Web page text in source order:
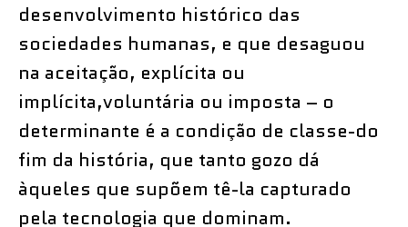
desenvolvimento histórico das
sociedades humanas, e que desaguou
na aceitação, explícita ou
implícita,voluntária ou imposta – o
determinante é a condição de classe-do
fim da história, que tanto gozo dá
àqueles que supõem tê-la capturado
pela tecnologia que dominam.